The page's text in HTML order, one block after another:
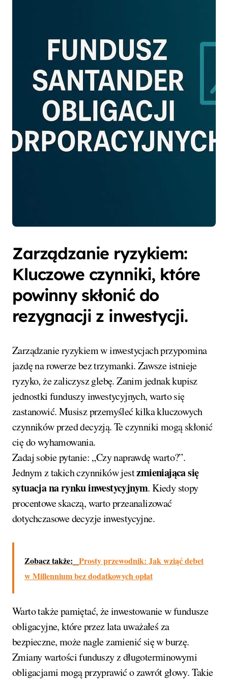
Zarządzanie ryzykiem:
Kluczowe czynniki, które
powinny skłonić do
rezygnacji z inwestycji.
Zarządzanie ryzykiem w inwestycjach przypomina
jazdę na rowerze bez trzymanki. Zawsze istnieje
ryzyko, że zaliczysz glebę. Zanim jednak kupisz
jednostki funduszy inwestycyjnych, warto się
zastanowić. Musisz przemyśleć kilka kluczowych
czynników przed decyzją. Te czynniki mogą skłonić
cię do wyhamowania.
Zadaj sobie pytanie: „Czy naprawdę warto?”.
Jednym z takich czynników jestzmieniająca się
sytuacja na rynku inwestycyjnym. Kiedy stopy
procentowe skaczą, warto przeanalizować
dotychczasowe decyzje inwestycyjne.
Zobacz także: Prosty przewodnik: Jak wziąć debet
w Millennium bez dodatkowych opłat
Warto także pamiętać, że inwestowanie w fundusze
obligacyjne, które przez lata uważałeś za
bezpieczne, może nagle zamienić się w burzę.
Zmiany wartości funduszy z długoterminowymi
obligacjami mogą przyprawić o zawrót głowy. Takie